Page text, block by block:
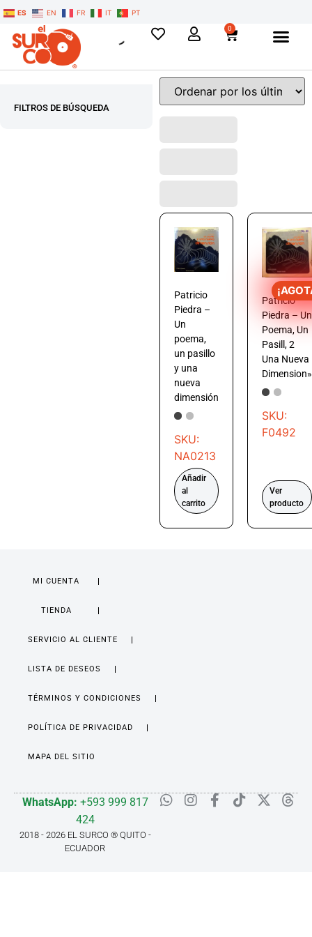
ES EN FR IT PT
0
FILTROS DE BÚSQUEDA
Patricio
Piedra –
Un
poema,
un pasillo
y una
nueva
dimensión
SKU:
NA0213
Añadir
al
carrito
Patricio
Piedra – Un
Poema, Un
Pasill, 2
Una Nueva
Dimension»
SKU:
F0492
Ver
producto
MI CUENTA
TIENDA
SERVICIO AL CLIENTE
LISTA DE DESEOS
TÉRMINOS Y CONDICIONES
POLÍTICA DE PRIVACIDAD
MAPA DEL SITIO
WhatsApp: +593 999 817
424
2018 - 2026 EL SURCO ® QUITO -
ECUADOR